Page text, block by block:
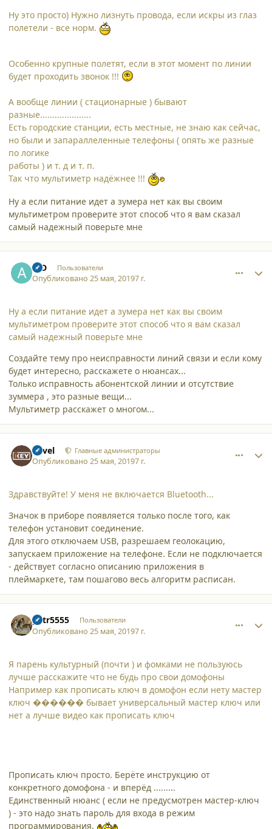
Ну это просто) Нужно лизнуть провода, если искры из глаз
полетели - все норм.
Особенно крупные полетят, если в этот момент по линии
будет проходить звонок !!!
А вообще линии ( стационарные ) бывают
разные.....................
Есть городские станции, есть местные, не знаю как сейчас,
но были и запараллеленные телефоны ( опять же разные
по логике
работы ) и т. д и т. п.
Так что мультиметр надёжнее !!!
Ну а если питание идет а зумера нет как вы своим
мультиметром проверите этот способ что я вам сказал
самый надежный поверьте мне
AiD Пользователи
Опубликовано25 мая, 20197 г.
Ну а если питание идет а зумера нет как вы своим
мультиметром проверите этот способ что я вам сказал
самый надежный поверьте мне
Создайте тему про неисправности линий связи и если кому
будет интересно, расскажете о нюансах...
Только исправность абонентской линии и отсутствие
зуммера , это разные вещи...
Мультиметр расскажет о многом...
Pavel Главные администраторы
Опубликовано25 мая, 20197 г.
Здравствуйте! У меня не включается Bluetooth...
Значок в приборе появляется только после того, как
телефон установит соединение.
Для этого отключаем USB, разрешаем геолокацию,
запускаем приложение на телефоне. Если не подключается
- действует согласно описанию приложения в
плеймаркете, там пошагово весь алгоритм расписан.
petr5555 Пользователи
Опубликовано25 мая, 20197 г.
Я парень культурный (почти ) и фомками не пользуюсь
лучше расскажите что не будь про свои домофоны
Например как прописать ключ в домофон если нету мастер
ключ ������ бывает универсальный мастер ключ или
нет а лучше видео как прописать ключ
Прописать ключ просто. Берёте инструкцию от
конкретного домофона - и вперёд .........
Единственный нюанс ( если не предусмотрен мастер-ключ
) - это надо знать пароль для входа в режим
программирования.